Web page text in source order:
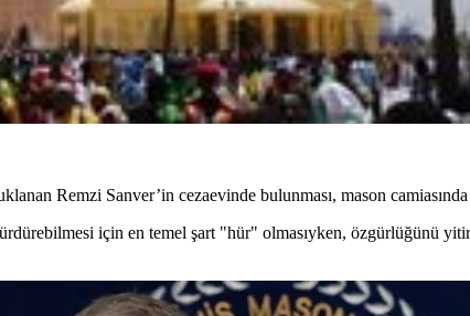
Remzi Sanver’in cezaevinde bulunması, mason
için en temel şart "hür" olmasıyken, özgürlüğünü